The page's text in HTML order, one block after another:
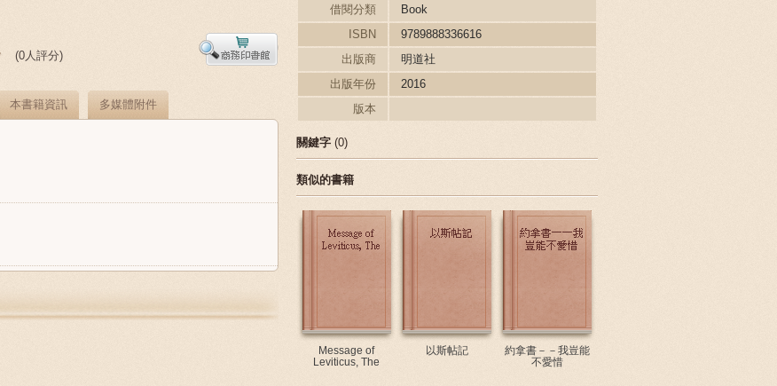
(0人評分)
本書籍資訊 多媒體附件
借閱分類
Book
ISBN
9789888336616
出版商
明道社
出版年份
2016
版本
關鍵字 (0)
類似的書籍
Message of
Leviticus, The
以斯帖記
約拿書－－我豈能
不愛惜